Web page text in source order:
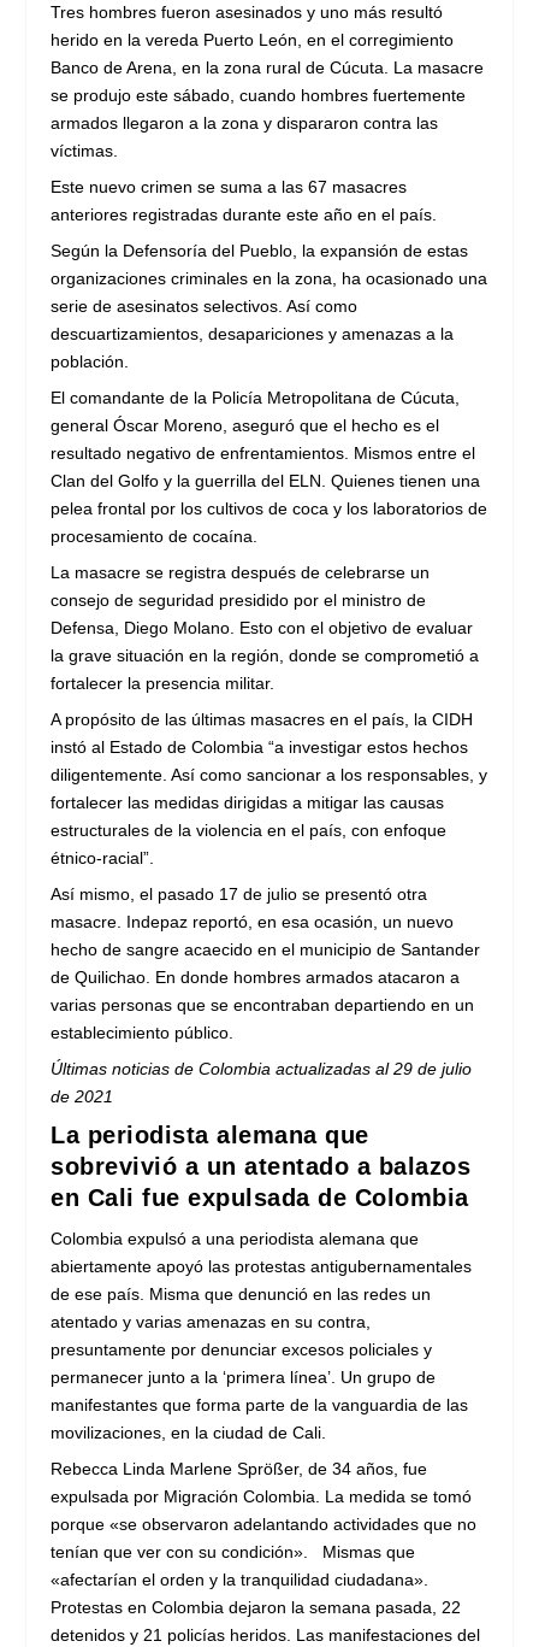
Tres hombres fueron asesinados y uno más resultó
herido en la vereda Puerto León, en el corregimiento
Banco de Arena, en la zona rural de Cúcuta. La masacre
se produjo este sábado, cuando hombres fuertemente
armados llegaron a la zona y dispararon contra las
víctimas.
Este nuevo crimen se suma a las 67 masacres
anteriores registradas durante este año en el país.
Según la Defensoría del Pueblo, la expansión de estas
organizaciones criminales en la zona, ha ocasionado una
serie de asesinatos selectivos. Así como
descuartizamientos, desapariciones y amenazas a la
población.
El comandante de la Policía Metropolitana de Cúcuta,
general Óscar Moreno, aseguró que el hecho es el
resultado negativo de enfrentamientos. Mismos entre el
Clan del Golfo y la guerrilla del ELN. Quienes tienen una
pelea frontal por los cultivos de coca y los laboratorios de
procesamiento de cocaína.
La masacre se registra después de celebrarse un
consejo de seguridad presidido por el ministro de
Defensa, Diego Molano. Esto con el objetivo de evaluar
la grave situación en la región, donde se comprometió a
fortalecer la presencia militar.
A propósito de las últimas masacres en el país, la CIDH
instó al Estado de Colombia “a investigar estos hechos
diligentemente. Así como sancionar a los responsables, y
fortalecer las medidas dirigidas a mitigar las causas
estructurales de la violencia en el país, con enfoque
étnico-racial”.
Así mismo, el pasado 17 de julio se presentó otra
masacre. Indepaz reportó, en esa ocasión, un nuevo
hecho de sangre acaecido en el municipio de Santander
de Quilichao. En donde hombres armados atacaron a
varias personas que se encontraban departiendo en un
establecimiento público.
Últimas noticias de Colombia actualizadas al 29 de julio
de 2021
La periodista alemana que
sobrevivió a un atentado a balazos
en Cali fue expulsada de Colombia
Colombia expulsó a una periodista alemana que
abiertamente apoyó las protestas antigubernamentales
de ese país. Misma que denunció en las redes un
atentado y varias amenazas en su contra,
presuntamente por denunciar excesos policiales y
permanecer junto a la ‘primera línea’. Un grupo de
manifestantes que forma parte de la vanguardia de las
movilizaciones, en la ciudad de Cali.
Rebecca Linda Marlene Sprößer, de 34 años, fue
expulsada por Migración Colombia. La medida se tomó
porque «se observaron adelantando actividades que no
tenían que ver con su condición». Mismas que
«afectarían el orden y la tranquilidad ciudadana».
Protestas en Colombia dejaron la semana pasada, 22
detenidos y 21 policías heridos. Las manifestaciones del